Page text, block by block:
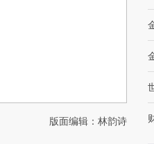
版面编辑：林韵诗